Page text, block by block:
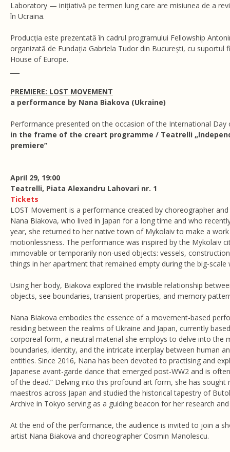
Laboratory — inițiativă pe termen lung care are misiunea de a
în Ucraina.
Producția este prezentată în cadrul programului Fellowship
organizată de Fundația Gabriela Tudor din București, cu suportul
House of Europe.
PREMIERE: LOST MOVEMENT
a performance by Nana Biakova (Ukraine)
Performance presented on the occasion of the International Day
in the frame of the creart programme / Teatrelli
premiere”
April 29, 19:00
​​Teatrelli, Piata Alexandru Lahovari nr. 1
Tickets
LOST Movement is a performance created by choreographer
Nana Biakova, who lived in Japan for a long time and who
year, she returned to her native town of Mykolaiv to make a
motionlessness. The performance was inspired by the Mykolaiv
immovable or temporarily non-used objects: vessels,
things in her apartment that remained empty during the big-scale
Using her body, Biakova explored the invisible relationship
objects, see boundaries, transient properties, and memory
Nana Biakova embodies the essence of a movement-based
residing between the realms of Ukraine and Japan, currently
corporeal form, a neutral material she employs to delve into the
boundaries, identity, and the intricate interplay between human
entities. Since 2016, Nana has been devoted to practising and
Japanese avant-garde dance that emerged post-WW2 and is
of the dead.” Delving into this profound art form, she has
maestros across Japan and studied the historical tapestry of
Archive in Tokyo serving as a guiding beacon for her research
At the end of the performance, the audience is invited to join a
artist Nana Biakova and choreographer Cosmin Manolescu.